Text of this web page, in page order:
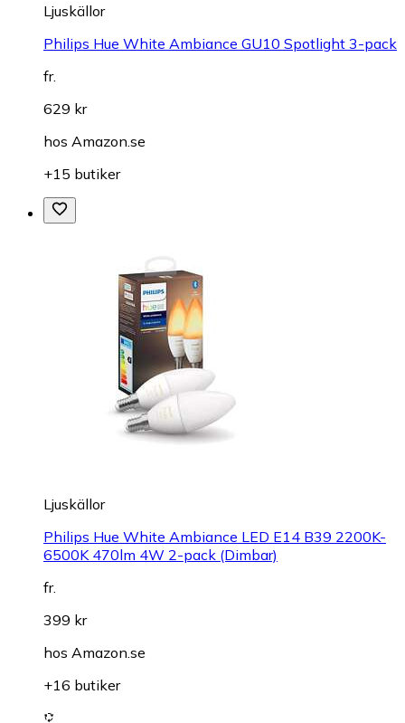
Ljuskällor
Philips Hue White Ambiance GU10 Spotlight 3-pack
fr.
629 kr
hos Amazon.se
+15 butiker
Ljuskällor
Philips Hue White Ambiance LED E14 B39 2200K-
6500K 470lm 4W 2-pack (Dimbar)
fr.
399 kr
hos Amazon.se
+16 butiker